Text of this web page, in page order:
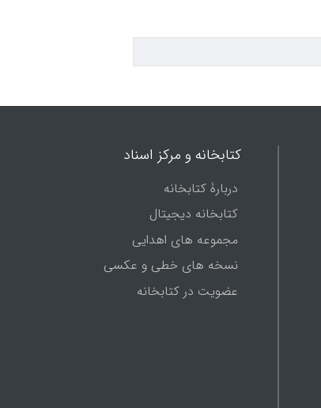
کتابخانه و مرکز اسناد
دربارۀ کتابخانه
کتابخانه دیجیتال
مجموعه های اهدایی
نسخه های خطی و عکسی
عضویت در کتابخانه